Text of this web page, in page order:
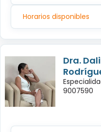
Horarios disponibles
Dra.
9007590